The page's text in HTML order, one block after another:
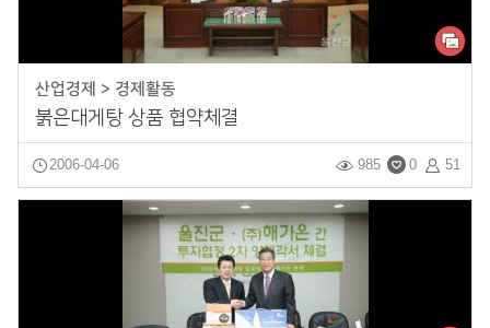
산업경제 > 경제활동
붉은대게탕 상품 협약체결
2006-04-06 51
0
985